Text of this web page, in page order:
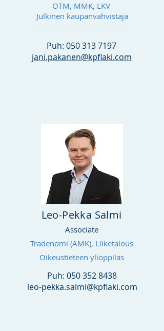
OTM, MMK, LKV
Julkinen kaupanvahvistaja
Puh: 050 313 7197
jani.pakanen@kpflaki.com
Leo-Pekka Salmi
Associate
Tradenomi (AMK), Liiketalous
Oikeustieteen ylioppilas
Puh: 050 352 8438
leo-pekka.salmi@kpflaki.com